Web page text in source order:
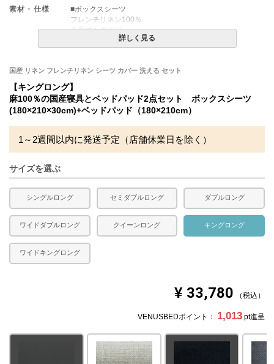
素材・仕様
■ボックスシーツ
フレンチリネン100％
全周ゴムタイプ
厚み約25cmまでのマットレスに対応
側生地：綿35％ ポリエステル65％
中素材：ポリエステル100％
充填量：0.97kg
（四隅に固定用のゴムが付いています。）
生産国 日本（ボックスシーツ）・（ベッドパッド）
備考
発生する場合がございます。また発送予定も変更になる場
詳しく見る
国産 リネン フレンチリネン シーツ カバー 洗える セット
【キングロング】
麻100％の国産寝具とベッドパッド2点セット ボックスシーツ
(180×210×30cm)+ベッドパッド（180×210cm）
1～2週間以内に発送予定（店舗休業日を除く）
サイズを選ぶ
シングルロング セミダブルロング ダブルロング
ワイドダブルロング クイーンロング キングロング
ワイドキングロング
¥ 33,780 税込
VENUSBEDポイント： 1,013 pt進呈